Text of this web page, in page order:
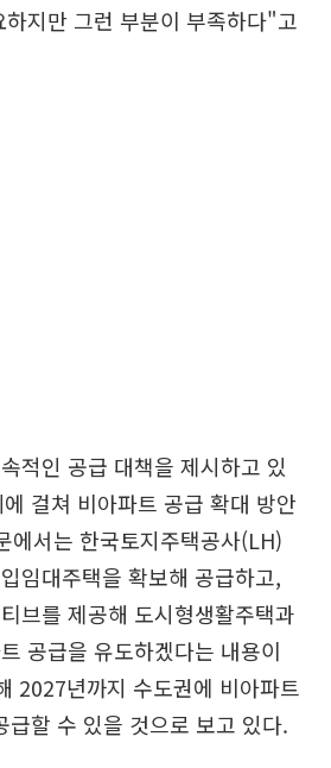
지만 그런 부분이 부족하다"고
적인 공급 대책을 제시하고 있
걸쳐 비아파트 공급 확대 방안
에서는 한국토지주택공사(LH)
임대주택을 확보해 공급하고,
브를 제공해 도시형생활주택과
공급을 유도하겠다는 내용이
2027년까지 수도권에 비아파트
급할 수 있을 것으로 보고 있다.